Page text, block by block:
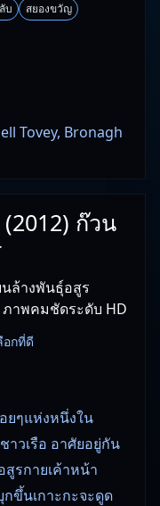
บ สยองขวัญ
Tovey, Bronagh
ก๊วน
ล้างพันธุ์อสูร
าพคมชัดระดับ HD
อกที่ดี
อยๆแห่งหนึ่งใน
วเรือ อาศัยอยู่กัน
รกายเค้าหน้า
ขึ้นเกาะกะจะดูด